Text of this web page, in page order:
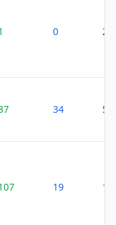
0 26
34 57
19 15